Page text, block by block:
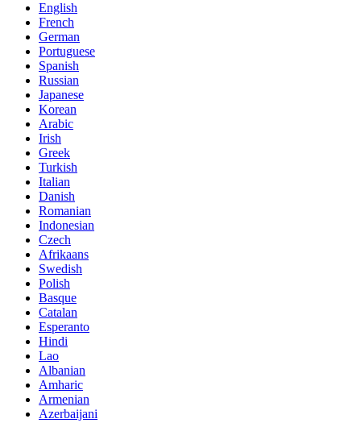
English
French
German
Portuguese
Spanish
Russian
Japanese
Korean
Arabic
Irish
Greek
Turkish
Italian
Danish
Romanian
Indonesian
Czech
Afrikaans
Swedish
Polish
Basque
Catalan
Esperanto
Hindi
Lao
Albanian
Amharic
Armenian
Azerbaijani